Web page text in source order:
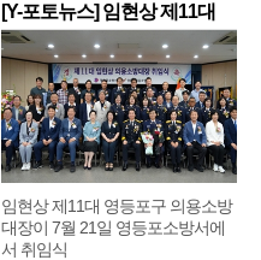
[Y-포토뉴스] 임현상 제11대
영
임현상 제11대 영등포구 의용소방
대장이 7월 21일 영등포소방서에
서 취임식